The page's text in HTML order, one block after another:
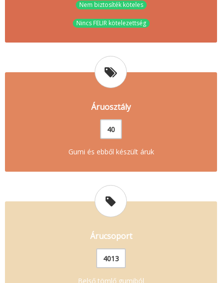
Nem biztosíték köteles
Nincs FELIR kötelezettség
Áruosztály
40
Gumi és ebből készült áruk
Árucsoport
4013
Belső tömlő gumiból